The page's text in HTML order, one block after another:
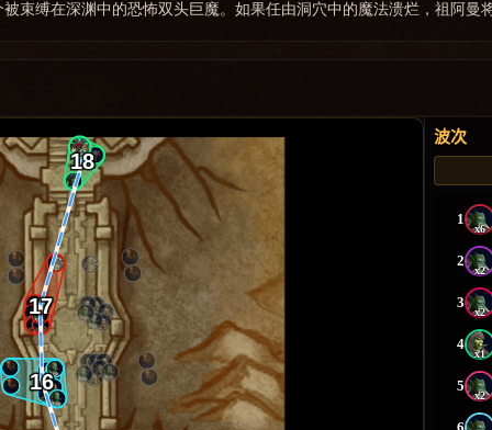
束缚在深渊中的恐怖双头巨魔。如果任由洞穴中的魔法溃烂，祖阿曼